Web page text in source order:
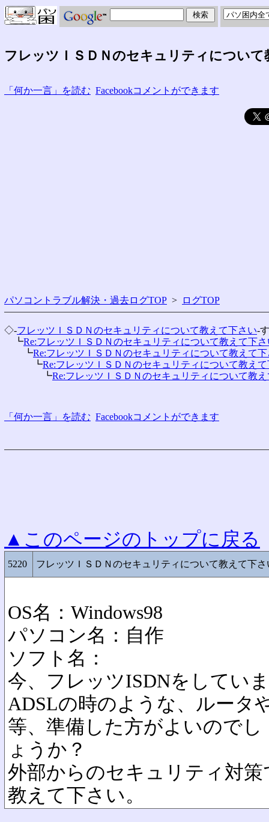
フレッツＩＳＤＮのセキュリティについて
「何か一言」を読む Facebookコメントができます
パソコントラブル解決・過去ログTOP > ログTOP
◇-フレッツＩＳＤＮのセキュリティについて教えて下さい-
┗Re:フレッツＩＳＤＮのセキュリティについて教えて下さ
┗Re:フレッツＩＳＤＮのセキュリティについて教えて
┗Re:フレッツＩＳＤＮのセキュリティについて教え
┗Re:フレッツＩＳＤＮのセキュリティについて教
「何か一言」を読む Facebookコメントができます
▲このページのトップに戻る
5220 フレッツＩＳＤＮのセキュリティについて教えて下さ
OS名：Windows98
パソコン名：自作
ソフト名：
今、フレッツISDNをしてい
ADSLの時のような、ルータ
等、準備した方がよいのでし
ょうか？
外部からのセキュリティ対
教えて下さい。